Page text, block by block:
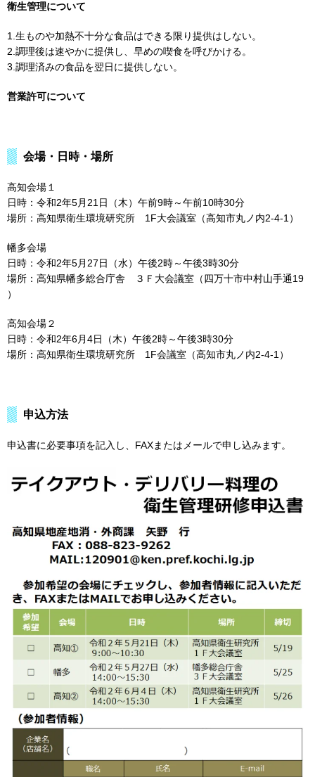
衛生管理について
1.生ものや加熱不十分な食品はできる限り提供はしない。
2.調理後は速やかに提供し、早めの喫食を呼びかける。
3.調理済みの食品を翌日に提供しない。
営業許可について
会場・日時・場所
高知会場１
日時：令和2年5月21日（木）午前9時～午前10時30分
場所：高知県衛生環境研究所 1F大会議室（高知市丸ノ内2-4-1）
幡多会場
日時：令和2年5月27日（水）午後2時～午後3時30分
場所：高知県幡多総合庁舎 ３Ｆ大会議室（四万十市中村山手通19
）
高知会場２
日時：令和2年6月4日（木）午後2時～午後3時30分
場所：高知県衛生環境研究所 1F会議室（高知市丸ノ内2-4-1）
申込方法
申込書に必要事項を記入し、FAXまたはメールで申し込みます。